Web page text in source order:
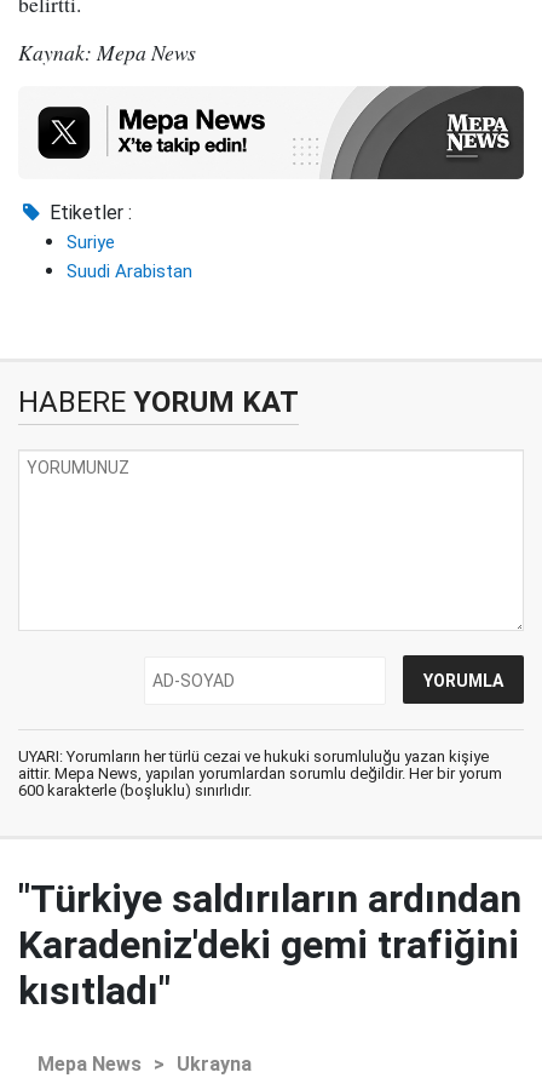
Kaynak: Mepa News
Etiketler :
Suriye
Suudi Arabistan
HABERE YORUM KAT
UYARI: Yorumların her türlü cezai ve hukuki sorumluluğu yazan kişiye
aittir. Mepa News, yapılan yorumlardan sorumlu değildir. Her bir yorum
600 karakterle (boşluklu) sınırlıdır.
"Türkiye saldırıların ardından
Karadeniz'deki gemi trafiğini
kısıtladı"
Mepa News > Ukrayna